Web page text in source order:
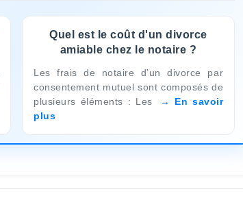
Quel est le coût d'un divorce
amiable chez le notaire ?
Les frais de notaire d’un divorce par
consentement mutuel sont composés de
plusieurs éléments : Les
En savoir
plus